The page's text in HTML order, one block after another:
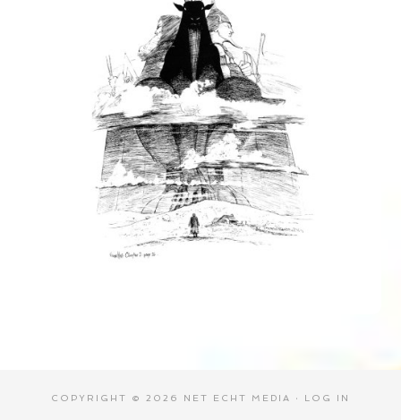
COPYRIGHT © 2026 NET ECHT MEDIA · LOG IN